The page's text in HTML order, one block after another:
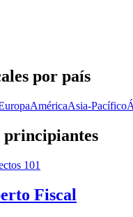
por país
AméricaAsia-Pacífico
principiantes
101
Fiscal